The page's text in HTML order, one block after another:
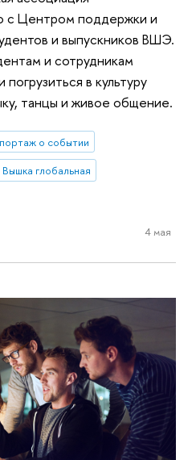
с Центром поддержки и
и выпускников ВШЭ.
и сотрудникам
в культуру
танцы и живое общение.
о событии
Вышка глобальная
4 мая